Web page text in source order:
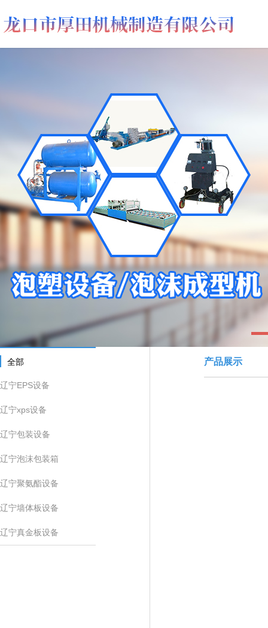
全部
辽宁EPS设备
辽宁xps设备
辽宁包装设备
辽宁泡沫包装箱
辽宁聚氨酯设备
辽宁墙体板设备
辽宁真金板设备
产品展示